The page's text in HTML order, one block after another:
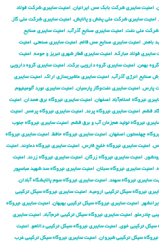
, امنیت سایبری شرکت بابک مس ایرانیان, امنیت سایبری شرکت فولاد
, امنیت سایبری شرکت ملی پخش و پالایش, امنیت سایبری شرکت ملی گاز ,
شرکت ملی نفت, امنیت سایبری صنایع آذرآب, امنیت سایبری صنایع
باهنر , امنیت سایبری صنایع مس قائم, امنیت سایبری صنعتی, امنیت
سایبری فولاد مبارکه, امنیت سایبری قطار شهری تبریز و حومه, امنیت
بهمن, امنیت سایبری گروه دارویی برکت, امنیت سایبری گروه دارویی
صنایع انرژی آذرآب, امنیت سایبری ماشین‌سازی اراک, امنیت سایبری
پارس, امنیت سایبری نفت‌وگاز پارسیان, امنیت سایبری نورد آلومینیوم,
نیروگاه اسلام‌آباد اصفهان, امنیت سایبری نیروگاه برق همدان, امنیت
قشم, امنیت سایبری نیروگاه پرند, امنیت سایبری نیروگاه پره‌سر , امنیت
نیروگاه تولید هم‌زمان آب و برق قشم, امنیت سایبری نیروگاه جنوب
چهلستون اصفهان, امنیت سایبری نیروگاه حافظ, امنیت سایبری نیروگاه
, امنیت سایبری نیروگاه خلیج فارس, امنیت سایبری نیروگاه دماوند, امنیت
, امنیت سایبری نیروگاه زرگان, امنیت سایبری نیروگاه زرند, امنیت
, امنیت سایبری نیروگاه سبلان, امنیت سایبری نیروگاه سد شهید عباسپور
سایبری نیروگاه سهند, امنیت سایبری نیروگاه سوم پالایشگاه آبادان,
نیروگاه سیکل ترکیبی ارومیه, امنیت سایبری نیروگاه سیکل ترکیبی
, امنیت سایبری نیروگاه سیکل ترکیبی بهبهان, امنیت سایبری نیروگاه
چادرملو, امنیت سایبری نیروگاه سیکل ترکیبی خرم‌آباد, امنیت سایبری
سیکل ترکیبی خوی, امنیت سایبری نیروگاه سیکل ترکیبی دالاهو, امنیت
سیکل ترکیبی شیروان, امنیت سایبری نیروگاه سیکل ترکیبی غرب